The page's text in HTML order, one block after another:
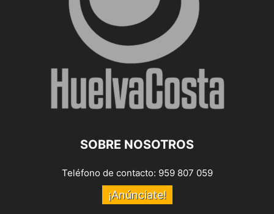
SOBRE NOSOTROS
Teléfono de contacto: 959 807 059
¡Anúnciate!